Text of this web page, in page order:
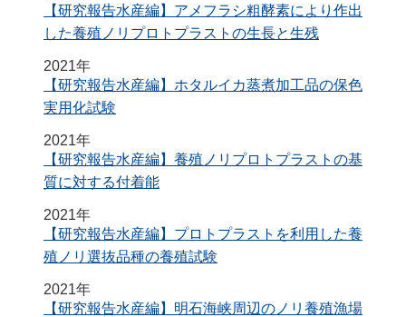
【研究報告水産編】アメフラシ粗酵素により作出
した養殖ノリプロトプラストの生長と生残
2021年
【研究報告水産編】ホタルイカ蒸煮加工品の保色
実用化試験
2021年
【研究報告水産編】養殖ノリプロトプラストの基
質に対する付着能
2021年
【研究報告水産編】プロトプラストを利用した養
殖ノリ選抜品種の養殖試験
2021年
【研究報告水産編】明石海峡周辺のノリ養殖漁場